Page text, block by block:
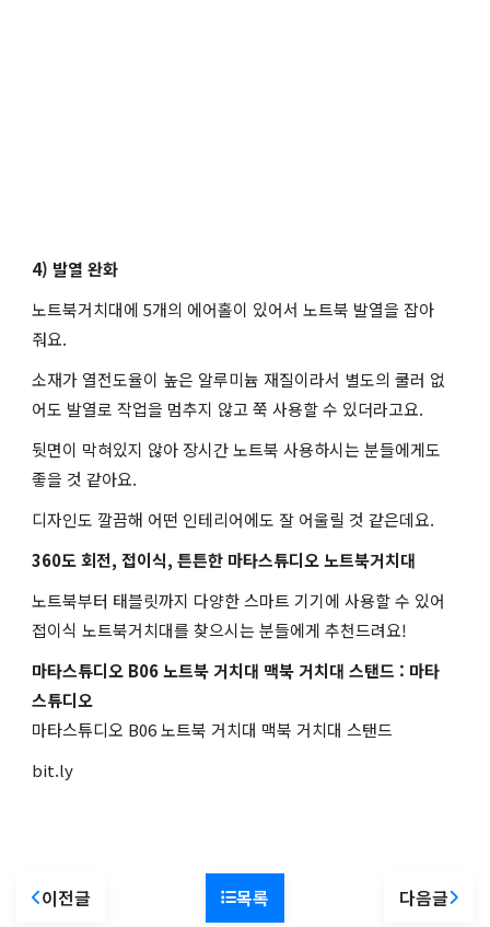
4) 발열 완화
노트북거치대에 5개의 에어홀이 있어서 노트북 발열을 잡아
줘요.
소재가 열전도율이 높은 알루미늄 재질이라서 별도의 쿨러 없
어도 발열로 작업을 멈추지 않고 쭉 사용할 수 있더라고요.
뒷면이 막혀있지 않아 장시간 노트북 사용하시는 분들에게도
좋을 것 같아요.
디자인도 깔끔해 어떤 인테리어에도 잘 어울릴 것 같은데요.
360도 회전, 접이식, 튼튼한 마타스튜디오 노트북거치대
노트북부터 태블릿까지 다양한 스마트 기기에 사용할 수 있어
접이식 노트북거치대를 찾으시는 분들에게 추천드려요!
마타스튜디오 B06 노트북 거치대 맥북 거치대 스탠드 : 마타
스튜디오
마타스튜디오 B06 노트북 거치대 맥북 거치대 스탠드
bit.ly
이전글 목록 다음글